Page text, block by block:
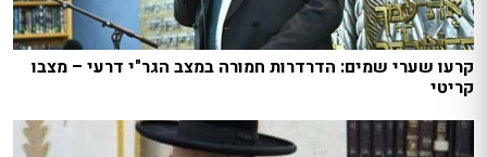
קרעו שערי שמים: הדרדרות חמורה במצב הגר"י דרעי – מצבו
קריטי